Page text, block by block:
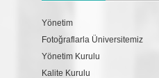
Yönetim
Fotoğraflarla Üniversitemiz
Yönetim Kurulu
Kalite Kurulu